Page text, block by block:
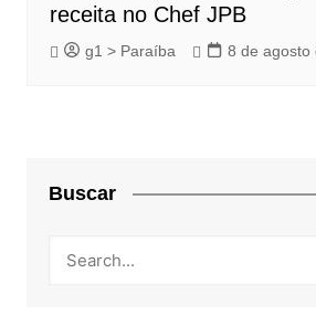
receita no Chef JPB
g1 > Paraíba 8 de agosto
Buscar